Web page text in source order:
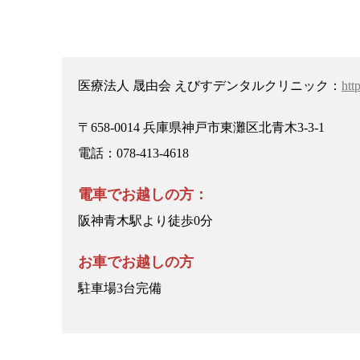
医療法人 晟由会 えびすデンタルクリニック：
〒658-0014 兵庫県神戸市東灘区北青木3-3-1
電話：078-413-4618
電車でお越しの方：
阪神青木駅より徒歩0分
お車でお越しの方
駐車場3台完備